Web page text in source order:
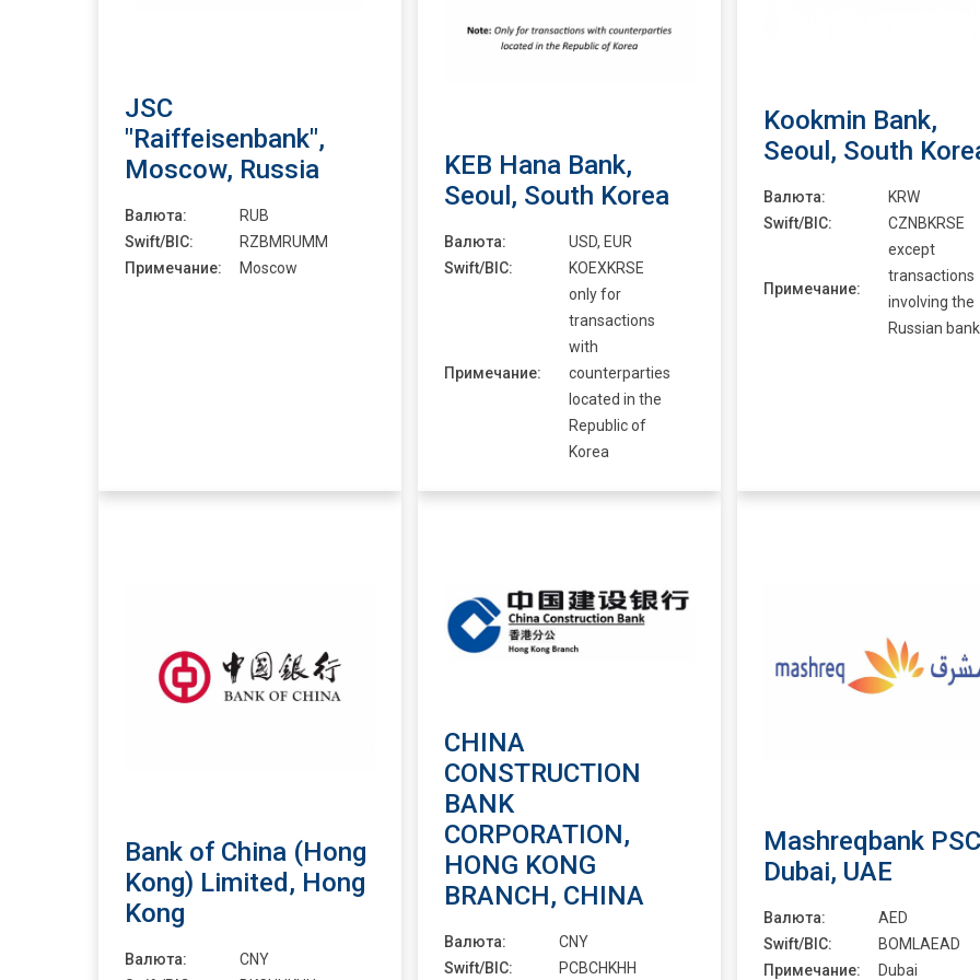
JSC
"Raiffeisenbank",
Moscow, Russia
Валюта:
RUB
Swift/BIC:
RZBMRUMM
Примечание:
Moscow
KEB Hana Bank,
Seoul, South Korea
Валюта:
USD, EUR
Swift/BIC:
KOEXKRSE
Примечание:
only for
transactions
with
counterparties
located in the
Republic of
Korea
Kookmin Bank,
Seoul, South
Валюта:
KRW
Swift/BIC:
CZNBKRSE
Примечание:
except
transactions
involving the
Russian
Bank of China (Hong
Kong) Limited, Hong
Kong
Валюта:
CNY
CHINA
CONSTRUCTION
BANK
CORPORATION,
HONG KONG
BRANCH, CHINA
Валюта:
CNY
Swift/BIC:
PCBCHKHH
Mashreqbank
Dubai, UAE
Валюта:
AED
Swift/BIC:
BOMLAEAD
Примечание:
Dubai